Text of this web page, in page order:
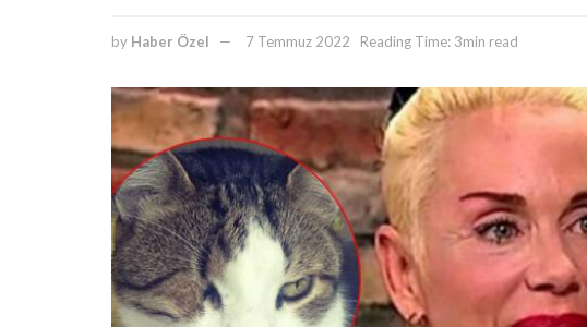
by Haber Özel 7 Temmuz 2022 Reading Time: 3min read